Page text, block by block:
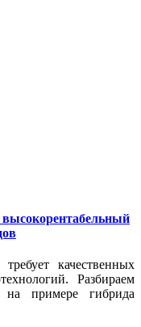
качественных
Разбираем
на примере гибрида